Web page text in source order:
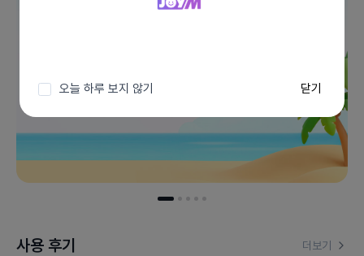
사용 후기 더보기
오늘 하루 보지 않기 닫기